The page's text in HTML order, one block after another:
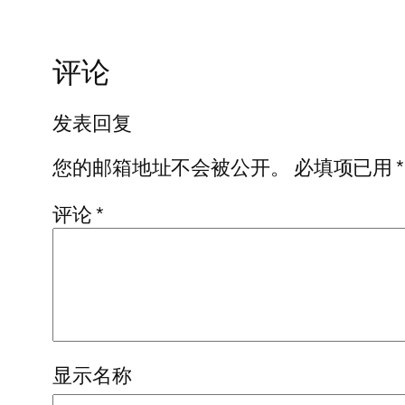
评论
发表回复
您的邮箱地址不会被公开。
必填项已用*
评论*
显示名称